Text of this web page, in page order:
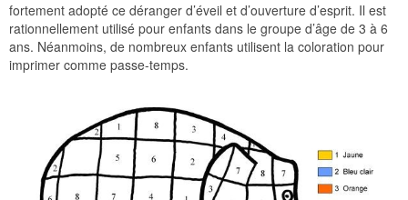
fortement adopté ce déranger d’éveil et d’ouverture d’esprit. Il est
rationnellement utilisé pour enfants dans le groupe d’âge de 3 à 6
ans. Néanmoins, de nombreux enfants utilisent la coloration pour
imprimer comme passe-temps.